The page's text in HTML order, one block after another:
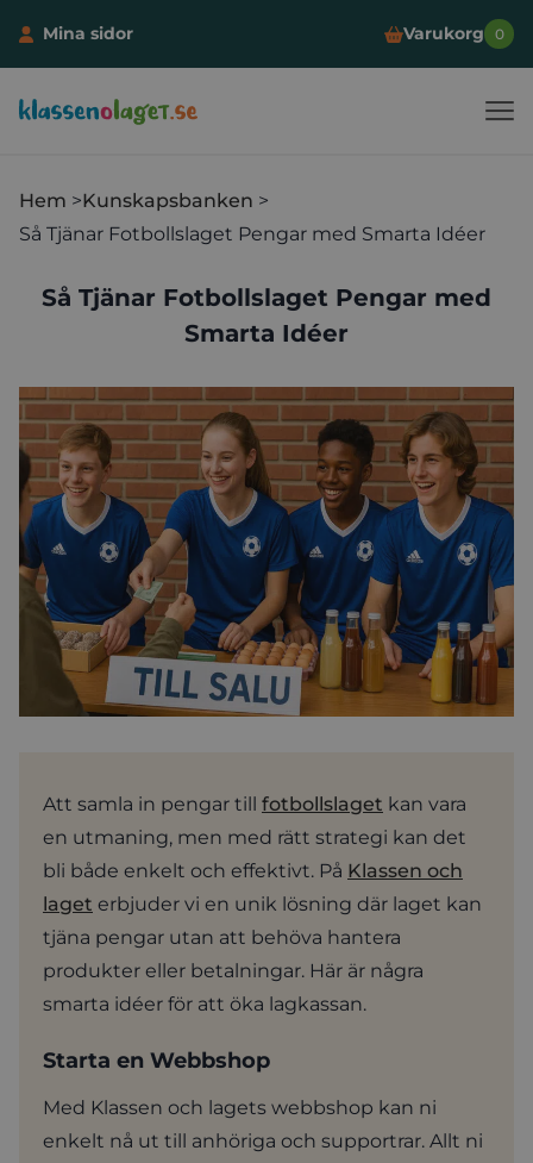
Mina sidor Varukorg 0
Klassen och laget
Hem
Kunskapsbanken
Så Tjänar Fotbollslaget Pengar med Smarta Idéer
Så Tjänar Fotbollslaget Pengar med
Smarta Idéer
Att samla in pengar till fotbollslaget kan vara
en utmaning, men med rätt strategi kan det
bli både enkelt och effektivt. På Klassen och
laget erbjuder vi en unik lösning där laget kan
tjäna pengar utan att behöva hantera
produkter eller betalningar. Här är några
smarta idéer för att öka lagkassan.
Starta en Webbshop
Med Klassen och lagets webbshop kan ni
enkelt nå ut till anhöriga och supportrar. Allt ni